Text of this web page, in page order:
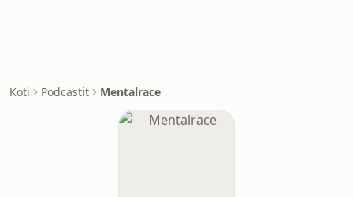
Koti Podcastit Mentalrace